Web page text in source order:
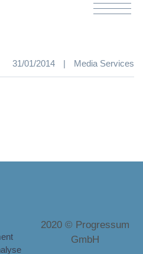
31/01/2014 | Media Services
2020 © Progressum
GmbH